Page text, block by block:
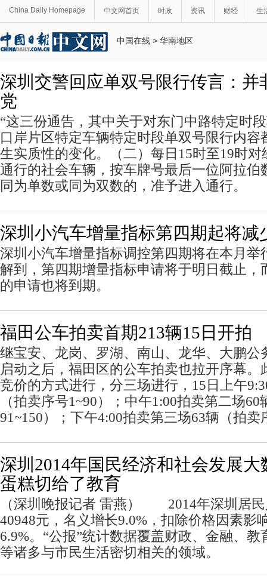
China Daily Homepage 中文网首页 时政 资讯 财经 生
中国在线 > 华南地区
深圳交警回应单双号限行传言：并
党
“这三份通告，其中关于对东门中路特定时
口岸片区特定车辆特定时段单双号限行内容
生实质性的变化。（二）每日15时至19时
通行的社会车辆，按车牌号最后一位阿拉伯
同为单数或同为双数的，准予进入通行。
深圳小汽车增量指标第四期起将减
深圳小汽车增量指标调控第四期将在本月举
解到，第四期增量指标申请将于明日截止，
的申请也将到期。
福田公车拍卖首期213辆15日开拍
继宝安、龙岗、罗湖、南山、龙华、大鹏公
启动之后，福田区的公车拍卖也拉开序幕。
竞价的方式进行，分三场进行，15日上午
（拍卖序号1~90）；中午1:00拍卖第二场
91~150）；下午4:00拍卖第三场63辆（拍卖
深圳2014年国民经济和社会发展
蛋糕切给了教育
（深圳晚报记者 雷燕） 2014年深圳居民
40948元，名义增长9.0%，扣除价格因素影
6.9%。“公报”统计数据覆盖财政、金融、
等诸多与市民生活密切相关的领域。